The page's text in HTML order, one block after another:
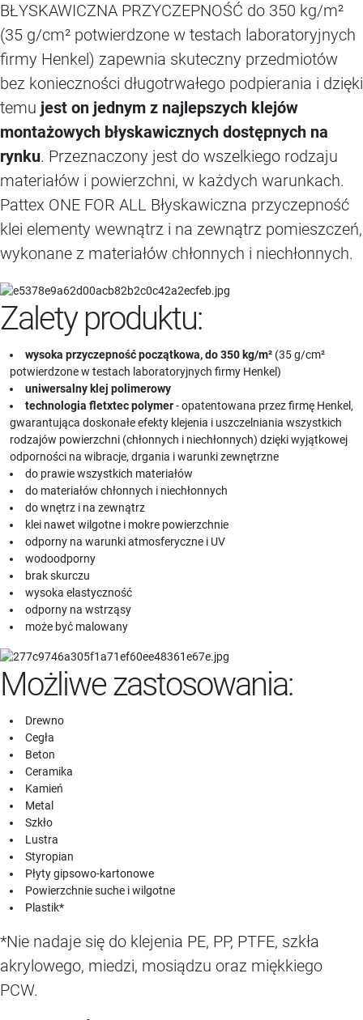
BŁYSKAWICZNA PRZYCZEPNOŚĆ do 350 kg/m²
(35 g/cm² potwierdzone w testach laboratoryjnych
firmy Henkel) zapewnia skuteczny przedmiotów
bez konieczności długotrwałego podpierania i dzięki
temu jest on jednym z najlepszych klejów
montażowych błyskawicznych dostępnych na
rynku. Przeznaczony jest do wszelkiego rodzaju
materiałów i powierzchni, w każdych warunkach.
Pattex ONE FOR ALL Błyskawiczna przyczepność
klei elementy wewnątrz i na zewnątrz pomieszczeń,
wykonane z materiałów chłonnych i niechłonnych.
Zalety produktu:
wysoka przyczepność początkowa, do 350 kg/m² (35 g/cm²
potwierdzone w testach laboratoryjnych firmy Henkel)
uniwersalny klej polimerowy
technologia fletxtec polymer- opatentowana przez firmę Henkel,
gwarantująca doskonałe efekty klejenia i uszczelniania wszystkich
rodzajów powierzchni (chłonnych i niechłonnych) dzięki wyjątkowej
odporności na wibracje, drgania i warunki zewnętrzne
do prawie wszystkich materiałów
do materiałów chłonnych i niechłonnych
do wnętrz i na zewnątrz
klei nawet wilgotne i mokre powierzchnie
odporny na warunki atmosferyczne i UV
wodoodporny
brak skurczu
wysoka elastyczność
odporny na wstrząsy
może być malowany
Możliwe zastosowania:
Drewno
Cegła
Beton
Ceramika
Kamień
Metal
Szkło
Lustra
Styropian
Płyty gipsowo-kartonowe
Powierzchnie suche i wilgotne
Plastik*
*Nie nadaje się do klejenia PE, PP, PTFE, szkła
akrylowego, miedzi, mosiądzu oraz miękkiego
PCW.